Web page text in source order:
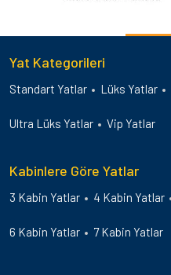
Yat Kategorileri
Standart Yatlar Lüks Yatlar
Ultra Lüks Yatlar Vip Yatlar
Kabinlere Göre Yatlar
3 Kabin Yatlar 4 Kabin Yatlar
6 Kabin Yatlar 7 Kabin Yatlar